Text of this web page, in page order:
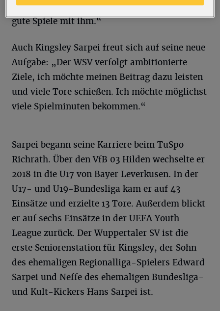
noch einmal flexibler. Ich freue mich auf viele
gute Spiele mit ihm.“
Auch Kingsley Sarpei freut sich auf seine neue
Aufgabe: „Der WSV verfolgt ambitionierte
Ziele, ich möchte meinen Beitrag dazu leisten
und viele Tore schießen. Ich möchte möglichst
viele Spielminuten bekommen.“
Sarpei begann seine Karriere beim TuSpo
Richrath. Über den VfB 03 Hilden wechselte er
2018 in die U17 von Bayer Leverkusen. In der
U17- und U19-Bundesliga kam er auf 43
Einsätze und erzielte 13 Tore. Außerdem blickt
er auf sechs Einsätze in der UEFA Youth
League zurück. Der Wuppertaler SV ist die
erste Seniorenstation für Kingsley, der Sohn
des ehemaligen Regionalliga-Spielers Edward
Sarpei und Neffe des ehemaligen Bundesliga-
und Kult-Kickers Hans Sarpei ist.